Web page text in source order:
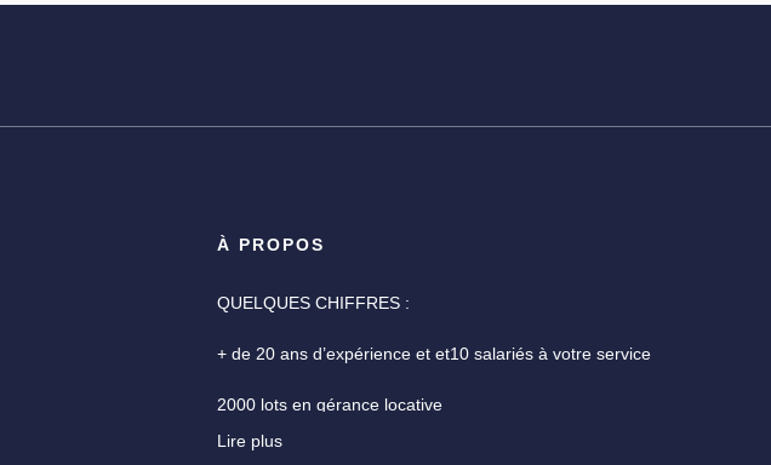
À PROPOS
QUELQUES CHIFFRES :
+ de 20 ans d’expérience et et10 salariés à votre service
2000 lots en gérance locative
Une garantie des fonds détenus de 7,3 M€ pour la gestion
Lire plus